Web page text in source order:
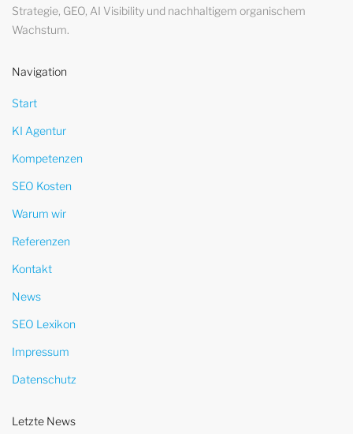
Strategie, GEO, AI Visibility und nachhaltigem organischem
Wachstum.
Navigation
Start
KI Agentur
Kompetenzen
SEO Kosten
Warum wir
Referenzen
Kontakt
News
SEO Lexikon
Impressum
Datenschutz
Letzte News